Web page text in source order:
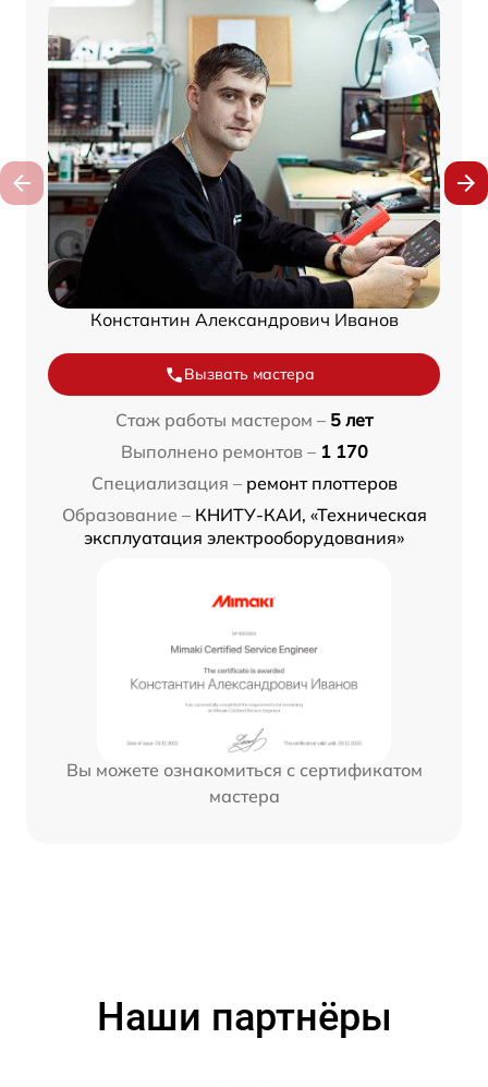
Константин Александрович Иванов
Вызвать мастера
Стаж работы мастером – 5 лет
Выполнено ремонтов – 1 170
Специализация – ремонт плоттеров
Образование – КНИТУ-КАИ, «Техническая
эксплуатация электрооборудования»
Вы можете ознакомиться с сертификатом
мастера
Наши партнёры